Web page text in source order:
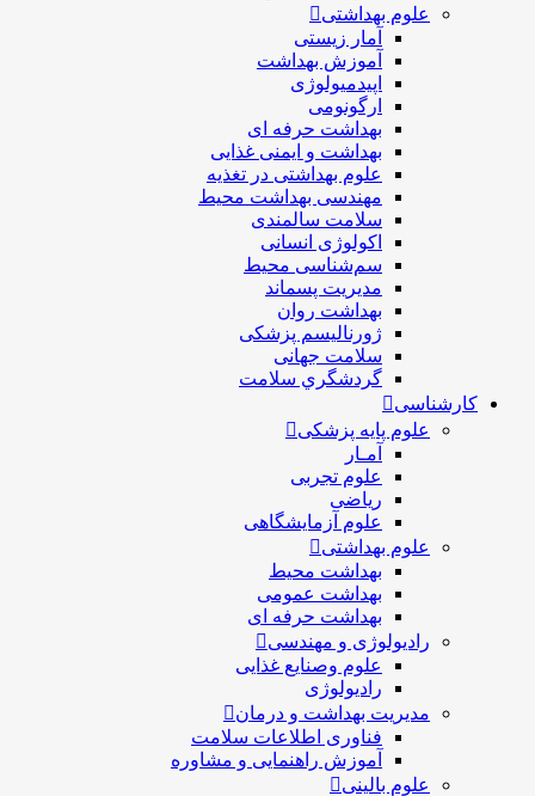
علوم بهداشتی
آمار زیستی
آموزش بهداشت
اپیدمیولوژی
ارگونومی
بهداشت حرفه ای
بهداشت و ایمنی غذایی
علوم بهداشتی در تغذیه
مهندسی بهداشت محيط
سلامت سالمندی
اکولوژی انسانی
سم‌شناسی محیط
مدیریت پسماند
بهداشت روان
ژورنالیسم پزشکی
سلامت جهانی
گردشگري سلامت
کارشناسی
علوم پایه پزشکی
آمـار
علوم تجربی
ریاضی
علوم آزمایشگاهی
علوم بهداشتی
بهداشت محیط
بهداشت عمومی
بهداشت حرفه ای
رادیولوژی و مهندسی
علوم وصنایع غذایی
رادیولوژی
مدیریت بهداشت و درمان
فناوری اطلاعات سلامت
آموزش راهنمایی و مشاوره
علوم بالینی